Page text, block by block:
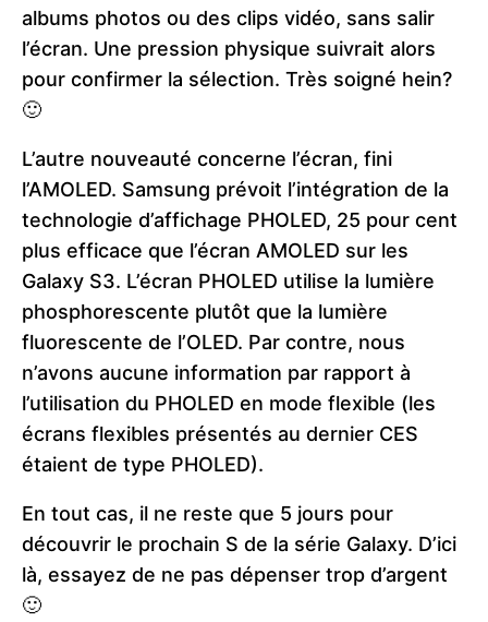
albums photos ou des clips vidéo, sans salir
l’écran. Une pression physique suivrait alors
pour confirmer la sélection. Très soigné hein?
🙂
L’autre nouveauté concerne l’écran, fini
l’AMOLED. Samsung prévoit l’intégration de la
technologie d’affichage PHOLED, 25 pour cent
plus efficace que l’écran AMOLED sur les
Galaxy S3. L’écran PHOLED utilise la lumière
phosphorescente plutôt que la lumière
fluorescente de l’OLED. Par contre, nous
n’avons aucune information par rapport à
l’utilisation du PHOLED en mode flexible (les
écrans flexibles présentés au dernier CES
étaient de type PHOLED).
En tout cas, il ne reste que 5 jours pour
découvrir le prochain S de la série Galaxy. D’ici
là, essayez de ne pas dépenser trop d’argent
🙂